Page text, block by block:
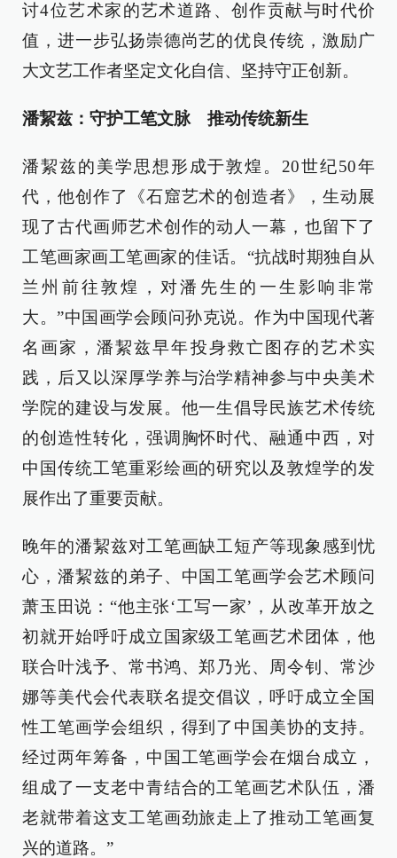
讨4位艺术家的艺术道路、创作贡献与时代价
值，进一步弘扬崇德尚艺的优良传统，激励广
大文艺工作者坚定文化自信、坚持守正创新。
潘絜兹：守护工笔文脉 推动传统新生
潘絜兹的美学思想形成于敦煌。20世纪50年
代，他创作了《石窟艺术的创造者》，生动展
现了古代画师艺术创作的动人一幕，也留下了
工笔画家画工笔画家的佳话。“抗战时期独自从
兰州前往敦煌，对潘先生的一生影响非常
大。”中国画学会顾问孙克说。作为中国现代著
名画家，潘絜兹早年投身救亡图存的艺术实
践，后又以深厚学养与治学精神参与中央美术
学院的建设与发展。他一生倡导民族艺术传统
的创造性转化，强调胸怀时代、融通中西，对
中国传统工笔重彩绘画的研究以及敦煌学的发
展作出了重要贡献。
晚年的潘絜兹对工笔画缺工短产等现象感到忧
心，潘絜兹的弟子、中国工笔画学会艺术顾问
萧玉田说：“他主张‘工写一家’，从改革开放之
初就开始呼吁成立国家级工笔画艺术团体，他
联合叶浅予、常书鸿、郑乃光、周令钊、常沙
娜等美代会代表联名提交倡议，呼吁成立全国
性工笔画学会组织，得到了中国美协的支持。
经过两年筹备，中国工笔画学会在烟台成立，
组成了一支老中青结合的工笔画艺术队伍，潘
老就带着这支工笔画劲旅走上了推动工笔画复
兴的道路。”